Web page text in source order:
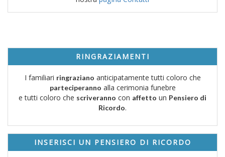
RINGRAZIAMENTI
I familiari ringraziano anticipatamente tutti coloro che
parteciperanno alla cerimonia funebre
e tutti coloro che scriveranno con affetto un Pensiero di
Ricordo.
INSERISCI UN PENSIERO DI RICORDO